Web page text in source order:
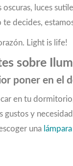
oscuras, luces
te decides,
Light is life!
sobre
poner en el
en tu
gustos y
una